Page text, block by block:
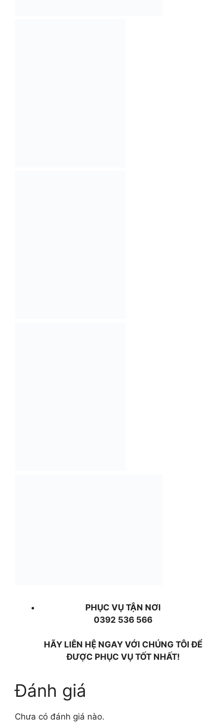
PHỤC VỤ TẬN NƠI
0392 536 566
HÃY LIÊN HỆ NGAY VỚI CHÚNG TÔI ĐỂ
ĐƯỢC PHỤC VỤ TỐT NHẤT!
Đánh giá
Chưa có đánh giá nào.